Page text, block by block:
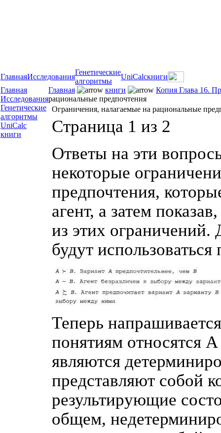
ГлавнаяИсследования
Генетические
алгоритмы
UniCalcкниги
Главная
Исследования
Генетические
алгоритмы
UniCalc
книги
Главная книги
Копия Глава 16.
рациональные предпочтения
Ограничения, налагаемые на рациональные
Страница 1 из 2
Ответы на эти
некоторые
предпочтения,
агент, а затем
из этих ограничений.
будут
Теперь
понятиям относятся
являются
представляют собой
результирующие
общем,